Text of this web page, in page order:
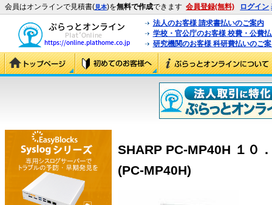
会員はオンラインで見積書(見本)を無料で作成できます 会員登録(無料) ログイン
法人のお客様 請求書払いのご案内
学校・官公庁のお客様 校費・公費
研究機関のお客様 科研費払いのご
SHARP PC-MP40H １０
(PC-MP40H)